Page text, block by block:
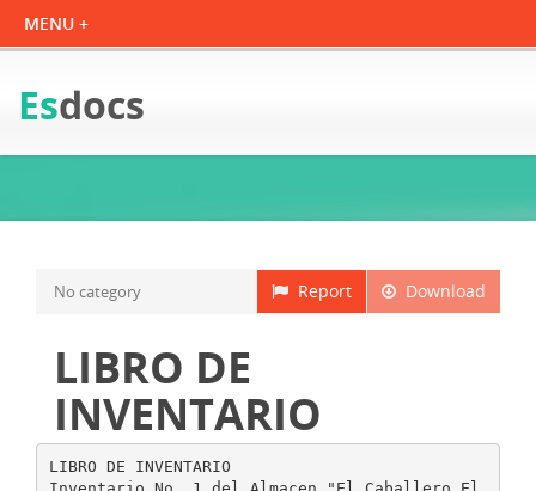
Esdocs
Download
Report
No category
LIBRO DE
INVENTARIO
LIBRO DE INVENTARIO
Inventario No. 1 del Almacen "El Caballero El